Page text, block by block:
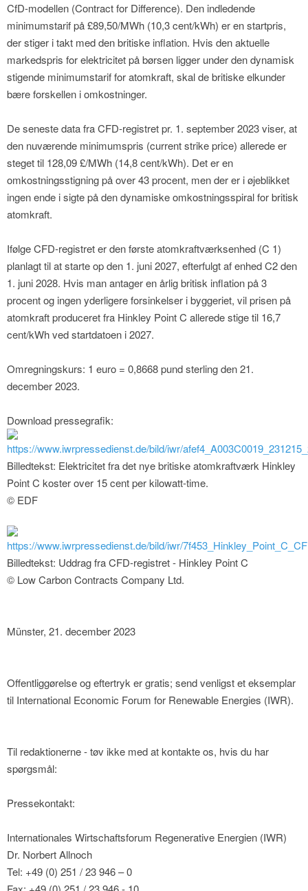
CfD-modellen (Contract for Difference). Den indledende
minimumstarif på £89,50/MWh (10,3 cent/kWh) er en startpris,
der stiger i takt med den britiske inflation. Hvis den aktuelle
markedspris for elektricitet på børsen ligger under den dynamisk
stigende minimumstarif for atomkraft, skal de britiske elkunder
bære forskellen i omkostninger.
De seneste data fra CFD-registret pr. 1. september 2023 viser, at
den nuværende minimumspris (current strike price) allerede er
steget til 128,09 £/MWh (14,8 cent/kWh). Det er en
omkostningsstigning på over 43 procent, men der er i øjeblikket
ingen ende i sigte på den dynamiske omkostningsspiral for britisk
atomkraft.
Ifølge CFD-registret er den første atomkraftværksenhed (C 1)
planlagt til at starte op den 1. juni 2027, efterfulgt af enhed C2 den
1. juni 2028. Hvis man antager en årlig britisk inflation på 3
procent og ingen yderligere forsinkelser i byggeriet, vil prisen på
atomkraft produceret fra Hinkley Point C allerede stige til 16,7
cent/kWh ved startdatoen i 2027.
Omregningskurs: 1 euro = 0,8668 pund sterling den 21.
december 2023.
Download pressegrafik:
https://www.iwrpressedienst.de/bild/iwr/
Billedtekst: Elektricitet fra det nye britiske atomkraftværk Hinkley
Point C koster over 15 cent per kilowatt-time.
© EDF
https://www.iwrpressedienst.de/bild/iwr/
Billedtekst: Uddrag fra CFD-registret - Hinkley Point C
© Low Carbon Contracts Company Ltd.
Münster, 21. december 2023
Offentliggørelse og eftertryk er gratis; send venligst et eksemplar
til International Economic Forum for Renewable Energies (IWR).
Til redaktionerne - tøv ikke med at kontakte os, hvis du har
spørgsmål:
Pressekontakt:
Internationales Wirtschaftsforum Regenerative Energien (IWR)
Dr. Norbert Allnoch
Tel: +49 (0) 251 / 23 946 – 0